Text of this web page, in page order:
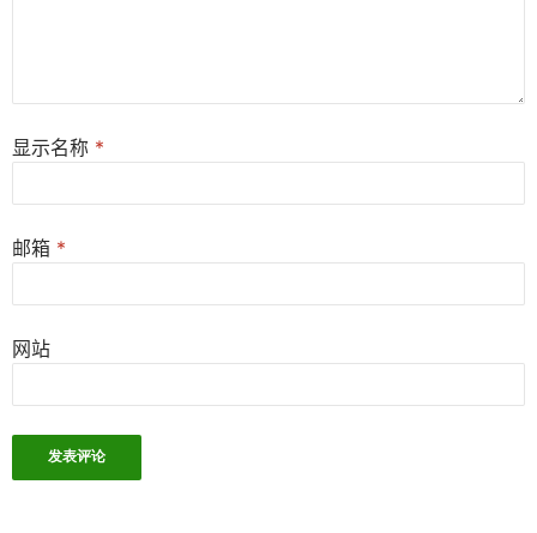
显示名称 *
邮箱 *
网站